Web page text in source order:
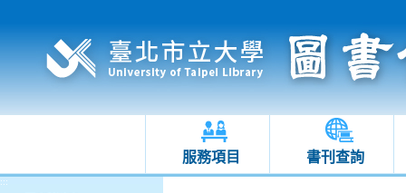
服務項目 書刊查詢
:::